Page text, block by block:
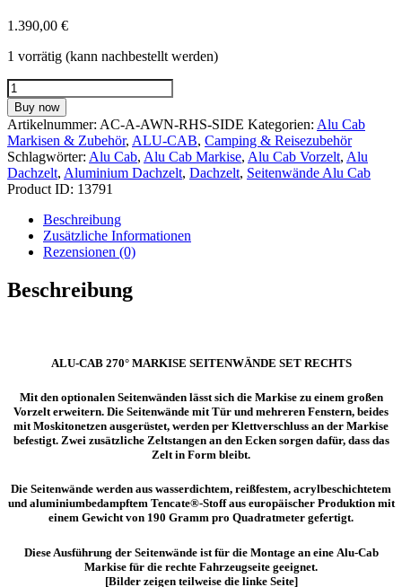
1.390,00 €
1 vorrätig (kann nachbestellt werden)
ALU-
CAB
270°
MARKISE
SEITENWÄNDE
SET
RECHTS
Menge
Buy now
Artikelnummer: AC-A-AWN-RHS-SIDE Kategorien: Alu Cab
Markisen & Zubehör, ALU-CAB, Camping & Reisezubehör
Schlagwörter: Alu Cab, Alu Cab Markise, Alu Cab Vorzelt, Alu
Dachzelt, Aluminium Dachzelt, Dachzelt, Seitenwände Alu Cab
Product ID: 13791
Beschreibung
Zusätzliche Informationen
Rezensionen (0)
Beschreibung
ALU-CAB 270° MARKISE SEITENWÄNDE SET RECHTS
Mit den optionalen Seitenwänden lässt sich die Markise zu einem großen
Vorzelt erweitern. Die Seitenwände mit Tür und mehreren Fenstern, beides
mit Moskitonetzen ausgerüstet, werden per Klettverschluss an der Markise
befestigt. Zwei zusätzliche Zeltstangen an den Ecken sorgen dafür, dass das
Zelt in Form bleibt.
Die Seitenwände werden aus wasserdichtem, reißfestem, acrylbeschichtetem
und aluminiumbedampftem Tencate®-Stoff aus europäischer Produktion mit
einem Gewicht von 190 Gramm pro Quadratmeter gefertigt.
Diese Ausführung der Seitenwände ist für die Montage an eine Alu-Cab
Markise für die rechte Fahrzeugseite geeignet.
[Bilder zeigen teilweise die linke Seite]